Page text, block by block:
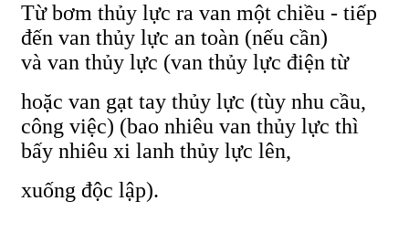
Từ bơm thủy lực ra van một chiều - tiếp
đến van thủy lực an toàn (nếu cần)
và van thủy lực (van thủy lực điện từ
hoặc van gạt tay thủy lực (tùy nhu cầu,
công việc) (bao nhiêu van thủy lực thì
bấy nhiêu xi lanh thủy lực lên,
xuống độc lập).